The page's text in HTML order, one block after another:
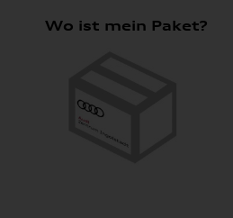
Wo ist mein Paket?